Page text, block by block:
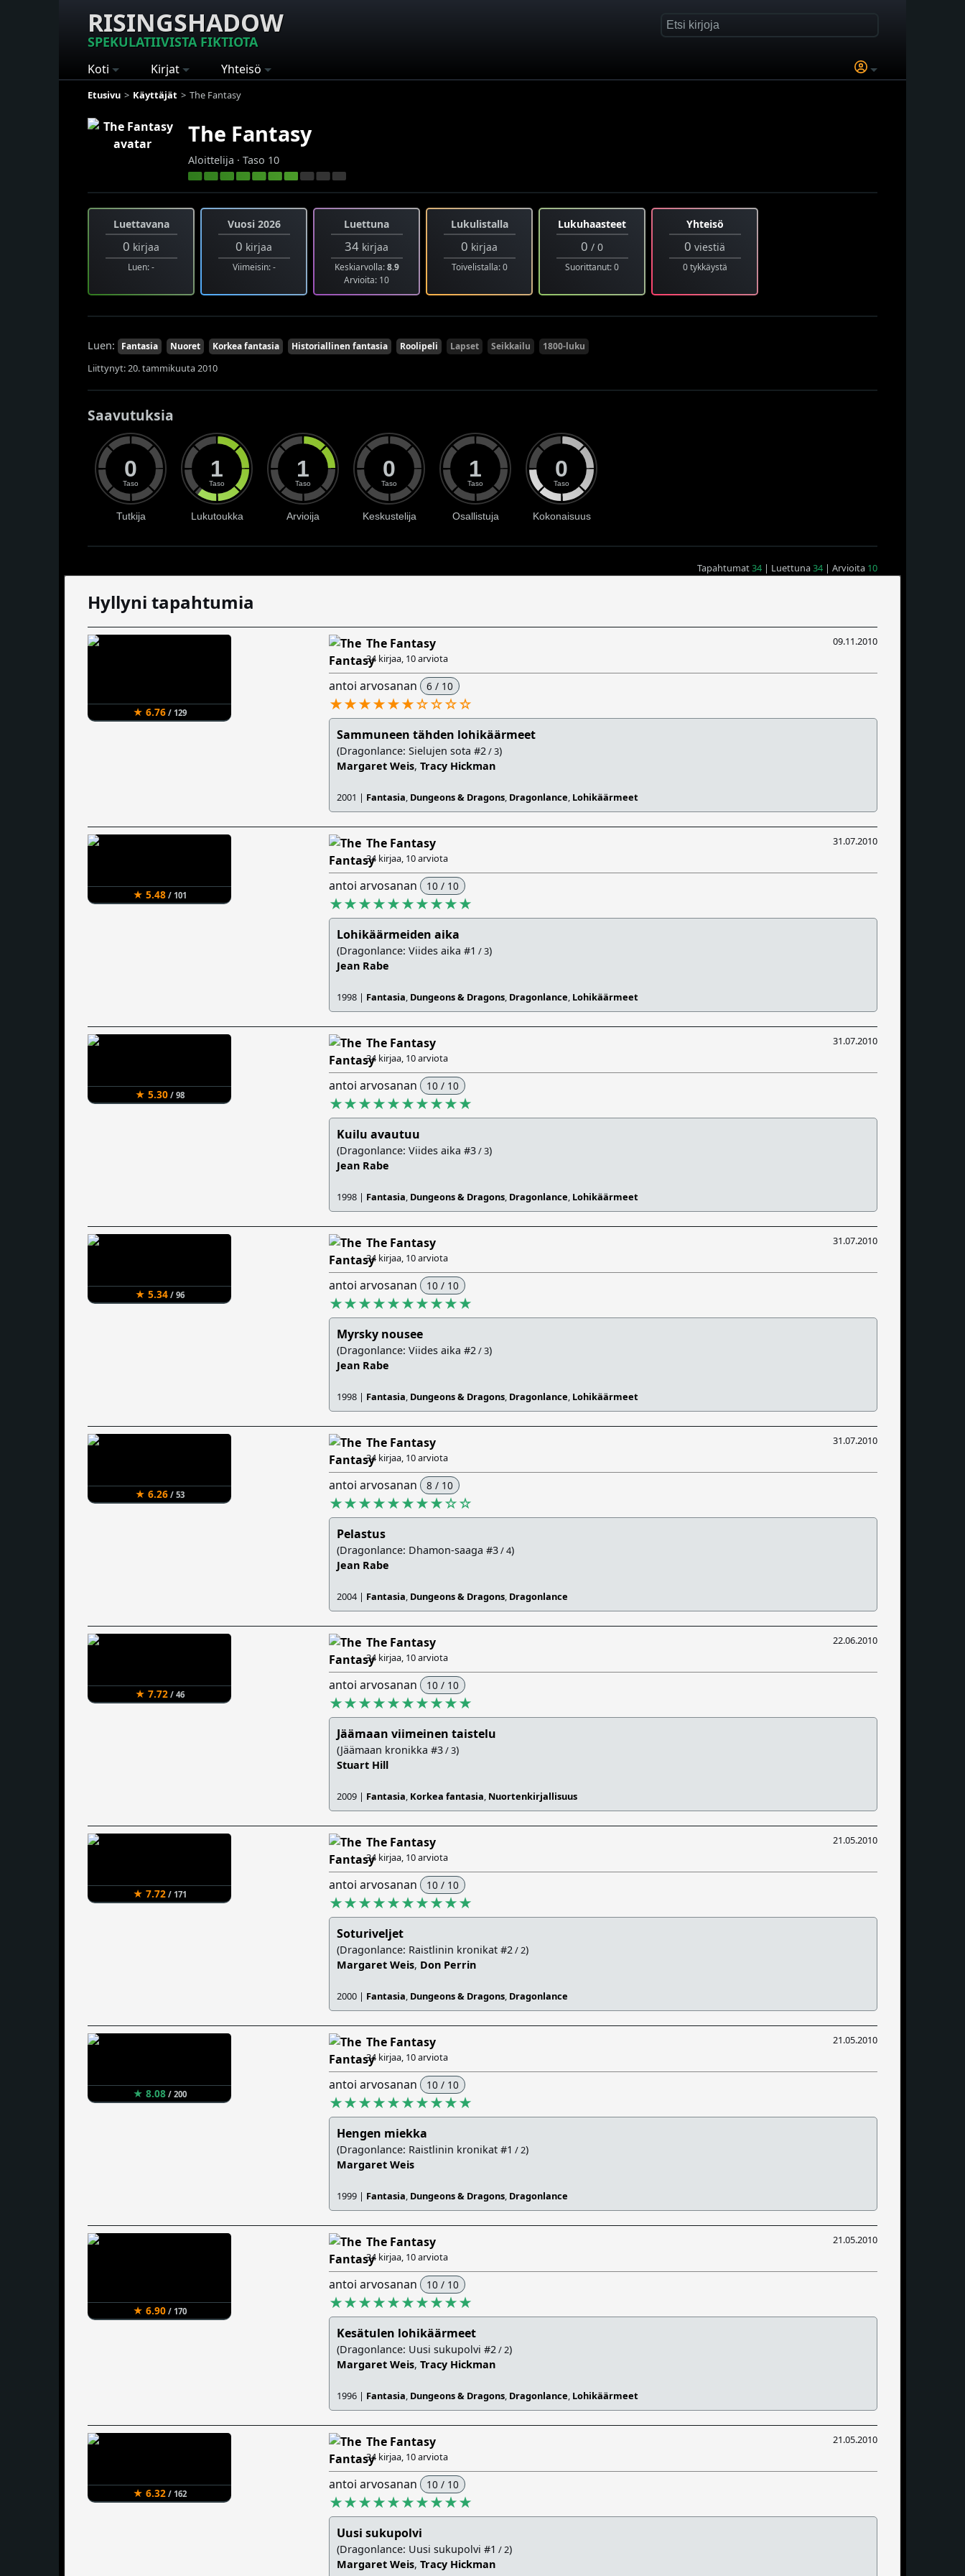
RISINGSHADOW
SPEKULATIIVISTA FIKTIOTA
Koti Kirjat Yhteisö
Etusivu Käyttäjät The Fantasy
The Fantasy
Aloittelija · Taso 10
Luettavana
0 kirjaa
Luen: -
Vuosi 2026
0 kirjaa
Viimeisin: -
Luettuna
34 kirjaa
Keskiarvolla:8.9
Arvioita: 10
Lukulistalla
0 kirjaa
Toivelistalla: 0
Lukuhaasteet
0 / 0
Suorittanut: 0
Yhteisö
0 viestiä
0 tykkäystä
Luen: Fantasia Nuoret Korkea fantasia Historiallinen fantasia Roolipeli Lapset Seikkailu 1800-luku
Liittynyt: 20. tammikuuta 2010
Saavutuksia
0
Taso
Tutkija
1
Taso
Lukutoukka
1
Taso
Arvioija
0
Taso
Keskustelija
1
Taso
Osallistuja
0
Taso
Kokonaisuus
Tapahtumat34 | Luettuna34 | Arvioita 10
Hyllyni tapahtumia
★ 6.76/ 129
09.11.2010
The Fantasy
34 kirjaa, 10 arviota
antoi arvosanan 6 / 10
★★★★★★☆☆☆☆
Sammuneen tähden lohikäärmeet
(Dragonlance: Sielujen sota #2/ 3)
Margaret Weis, Tracy Hickman
2001 | Fantasia, Dungeons & Dragons, Dragonlance, Lohikäärmeet
★ 5.48/ 101
31.07.2010
The Fantasy
34 kirjaa, 10 arviota
antoi arvosanan 10 / 10
★★★★★★★★★★
Lohikäärmeiden aika
(Dragonlance: Viides aika #1 / 3)
Jean Rabe
1998 | Fantasia, Dungeons & Dragons, Dragonlance, Lohikäärmeet
★ 5.30/ 98
31.07.2010
The Fantasy
34 kirjaa, 10 arviota
antoi arvosanan 10 / 10
★★★★★★★★★★
Kuilu avautuu
(Dragonlance: Viides aika #3/ 3)
Jean Rabe
1998 | Fantasia, Dungeons & Dragons, Dragonlance, Lohikäärmeet
★ 5.34/ 96
31.07.2010
The Fantasy
34 kirjaa, 10 arviota
antoi arvosanan 10 / 10
★★★★★★★★★★
Myrsky nousee
(Dragonlance: Viides aika #2/ 3)
Jean Rabe
1998 | Fantasia, Dungeons & Dragons, Dragonlance, Lohikäärmeet
★ 6.26/ 53
31.07.2010
The Fantasy
34 kirjaa, 10 arviota
antoi arvosanan 8 / 10
★★★★★★★★☆☆
Pelastus
(Dragonlance: Dhamon-saaga #3/ 4)
Jean Rabe
2004 | Fantasia, Dungeons & Dragons, Dragonlance
★ 7.72/ 46
22.06.2010
The Fantasy
34 kirjaa, 10 arviota
antoi arvosanan 10 / 10
★★★★★★★★★★
Jäämaan viimeinen taistelu
(Jäämaan kronikka #3/ 3)
Stuart Hill
2009 | Fantasia, Korkea fantasia, Nuortenkirjallisuus
★ 7.72/ 171
21.05.2010
The Fantasy
34 kirjaa, 10 arviota
antoi arvosanan 10 / 10
★★★★★★★★★★
Soturiveljet
(Dragonlance: Raistlinin kronikat #2/ 2)
Margaret Weis, Don Perrin
2000 | Fantasia, Dungeons & Dragons, Dragonlance
★ 8.08/ 200
21.05.2010
The Fantasy
34 kirjaa, 10 arviota
antoi arvosanan 10 / 10
★★★★★★★★★★
Hengen miekka
(Dragonlance: Raistlinin kronikat #1 / 2)
Margaret Weis
1999 | Fantasia, Dungeons & Dragons, Dragonlance
★ 6.90/ 170
21.05.2010
The Fantasy
34 kirjaa, 10 arviota
antoi arvosanan 10 / 10
★★★★★★★★★★
Kesätulen lohikäärmeet
(Dragonlance: Uusi sukupolvi #2/ 2)
Margaret Weis, Tracy Hickman
1996 | Fantasia, Dungeons & Dragons, Dragonlance, Lohikäärmeet
★ 6.32/ 162
21.05.2010
The Fantasy
34 kirjaa, 10 arviota
antoi arvosanan 10 / 10
★★★★★★★★★★
Uusi sukupolvi
(Dragonlance: Uusi sukupolvi #1 / 2)
Margaret Weis, Tracy Hickman